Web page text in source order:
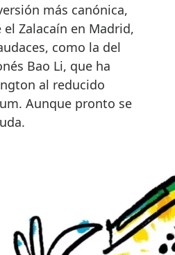
más canónica,
Zalacaín en Madrid,
como la del
Bao Li, que ha
al reducido
Aunque pronto se